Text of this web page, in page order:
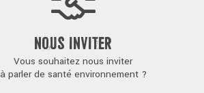
NOUS INVITER
Vous souhaitez nous inviter
à parler de santé environnement ?